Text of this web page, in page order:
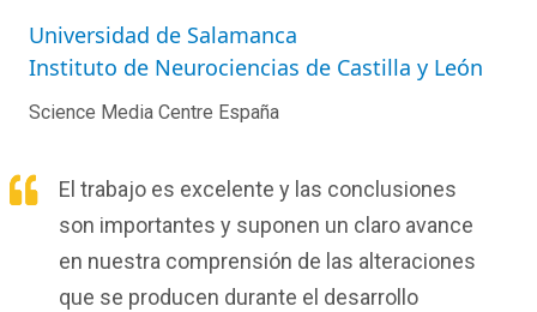
Universidad de Salamanca
Instituto de Neurociencias de Castilla y León
Science Media Centre España
El trabajo es excelente y las conclusiones
son importantes y suponen un claro avance
en nuestra comprensión de las alteraciones
que se producen durante el desarrollo